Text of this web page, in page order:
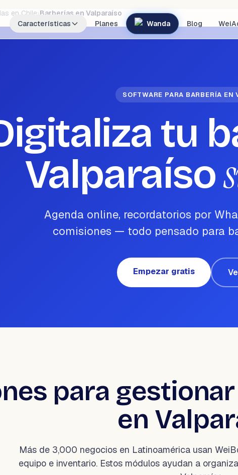
Características Planes Wanda Blog
en Chile Barberías en Valparaíso
SOFTWARE PARA BARBERÍA EN
tu
Valparaíso
Agenda online, recordatorios por
comisiones — todo pensado para
Empezar gratis
para
en
Más de 3,000 negocios en Latinoamérica usan
equipo e inventario. Estos módulos ayudan a